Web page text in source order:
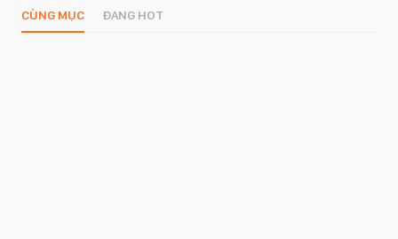
CÙNG MỤC ĐANG HOT